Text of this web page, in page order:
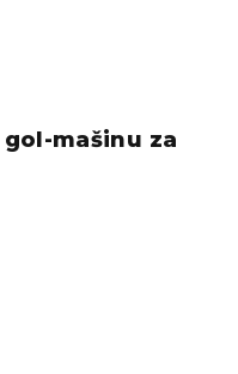
mašinu za